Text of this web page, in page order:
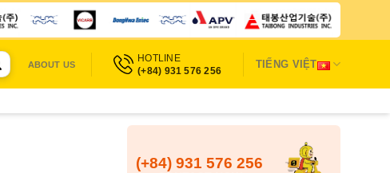
ABOUT US
HOTLINE
(+84) 931 576 256
TIẾNG VIỆT
(+84) 931 576 256